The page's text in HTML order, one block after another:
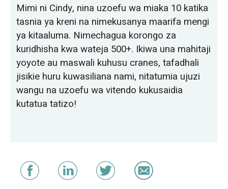
Mimi ni Cindy, nina uzoefu wa miaka 10 katika
tasnia ya kreni na nimekusanya maarifa mengi
ya kitaaluma. Nimechagua korongo za
kuridhisha kwa wateja 500+. Ikiwa una mahitaji
yoyote au maswali kuhusu cranes, tafadhali
jisikie huru kuwasiliana nami, nitatumia ujuzi
wangu na uzoefu wa vitendo kukusaidia
kutatua tatizo!